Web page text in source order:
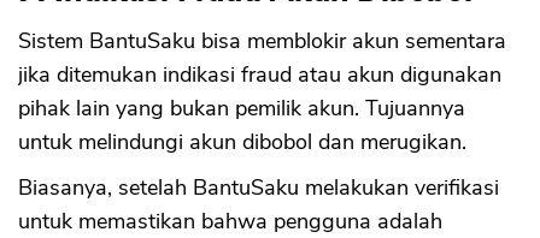
Sistem BantuSaku bisa memblokir akun sementara
jika ditemukan indikasi fraud atau akun digunakan
pihak lain yang bukan pemilik akun. Tujuannya
untuk melindungi akun dibobol dan merugikan.
Biasanya, setelah BantuSaku melakukan verifikasi
untuk memastikan bahwa pengguna adalah